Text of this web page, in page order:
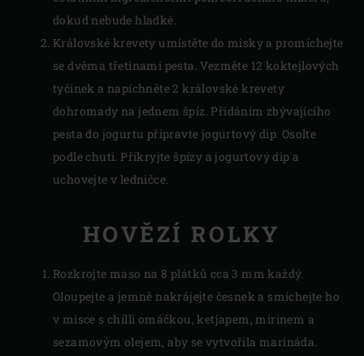
dokud nebude hladké.
Královské krevety umístěte do misky a promíchejte
se dvěma třetinami pesta. Vezměte 12 koktejlových
tyčinek a napíchněte 2 královské krevety
dohromady na jednem špíz. Přidáním zbývajícího
pesta do jogurtu připravte jogurtový dip. Osolte
podle chuti. Přikryjte špízy a jogurtový dip a
uchovejte v ledničce.
HOVĚZÍ ROLKY
Rozkrojte maso na 8 plátků cca 3 mm každý.
Oloupejte a jemně nakrájejte česnek a smíchejte ho
v misce s chilli omáčkou, ketjapem, mirinem a
sezamovým olejem, aby se vytvořila marináda.